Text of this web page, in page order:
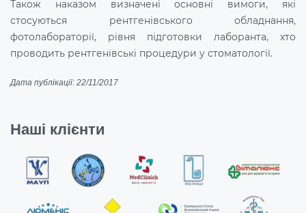
Також наказом визначені основні вимоги, які
стосуються рентгенівського обладнання,
фотолабораторії, рівня підготовки лаборанта, хто
проводить рентгенівські процедури у стоматології.
Дата публікації: 22/11/2017
Наші клієнти